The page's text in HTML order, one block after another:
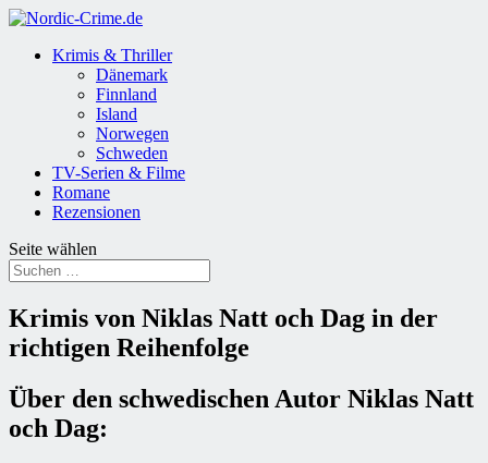
Krimis & Thriller
Dänemark
Finnland
Island
Norwegen
Schweden
TV-Serien & Filme
Romane
Rezensionen
Seite wählen
Krimis von Niklas Natt och Dag in der
richtigen Reihenfolge
Über den schwedischen Autor Niklas Natt
och Dag: